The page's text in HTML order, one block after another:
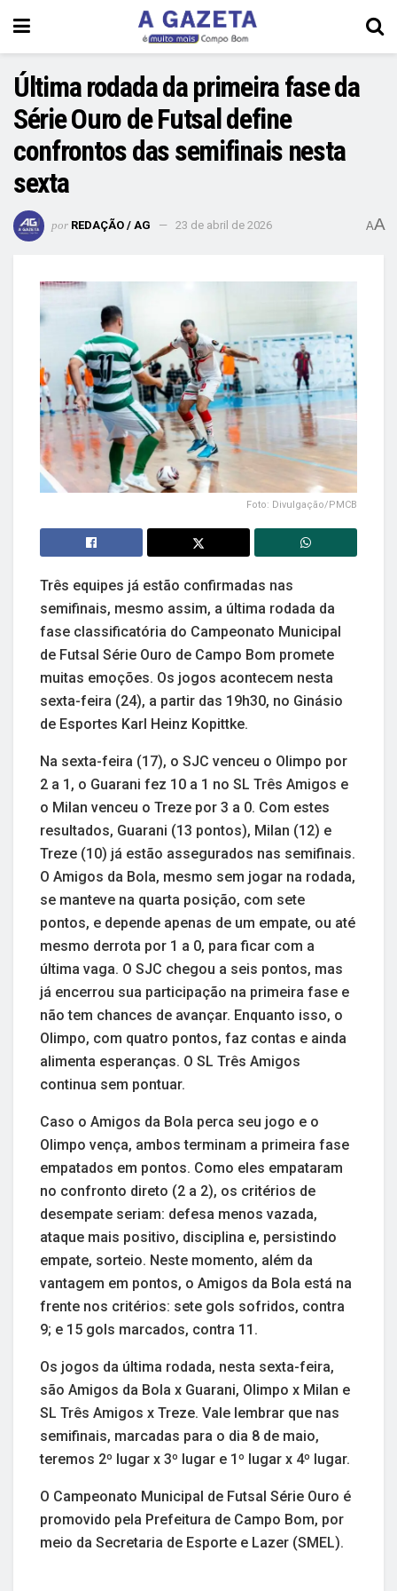
Última rodada da primeira fase da
Série Ouro de Futsal define
confrontos das semifinais nesta
sexta
por REDAÇÃO / AG 23 de abril de 2026 AA
Foto: Divulgação/PMCB
Três equipes já estão confirmadas nas
semifinais, mesmo assim, a última rodada da
fase classificatória do Campeonato Municipal
de Futsal Série Ouro de Campo Bom promete
muitas emoções. Os jogos acontecem nesta
sexta-feira (24), a partir das 19h30, no Ginásio
de Esportes Karl Heinz Kopittke.
Na sexta-feira (17), o SJC venceu o Olimpo por
2 a 1, o Guarani fez 10 a 1 no SL Três Amigos e
o Milan venceu o Treze por 3 a 0. Com estes
resultados, Guarani (13 pontos), Milan (12) e
Treze (10) já estão assegurados nas semifinais.
O Amigos da Bola, mesmo sem jogar na rodada,
se manteve na quarta posição, com sete
pontos, e depende apenas de um empate, ou até
mesmo derrota por 1 a 0, para ficar com a
última vaga. O SJC chegou a seis pontos, mas
já encerrou sua participação na primeira fase e
não tem chances de avançar. Enquanto isso, o
Olimpo, com quatro pontos, faz contas e ainda
alimenta esperanças. O SL Três Amigos
continua sem pontuar.
Caso o Amigos da Bola perca seu jogo e o
Olimpo vença, ambos terminam a primeira fase
empatados em pontos. Como eles empataram
no confronto direto (2 a 2), os critérios de
desempate seriam: defesa menos vazada,
ataque mais positivo, disciplina e, persistindo
empate, sorteio. Neste momento, além da
vantagem em pontos, o Amigos da Bola está na
frente nos critérios: sete gols sofridos, contra
9; e 15 gols marcados, contra 11.
Os jogos da última rodada, nesta sexta-feira,
são Amigos da Bola x Guarani, Olimpo x Milan e
SL Três Amigos x Treze. Vale lembrar que nas
semifinais, marcadas para o dia 8 de maio,
teremos 2º lugar x 3º lugar e 1º lugar x 4º lugar.
O Campeonato Municipal de Futsal Série Ouro é
promovido pela Prefeitura de Campo Bom, por
meio da Secretaria de Esporte e Lazer (SMEL).